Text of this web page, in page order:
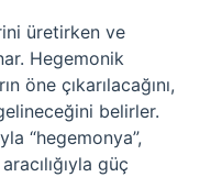
üretirken ve
Hegemonik
öne çıkarılacağını,
belirler.
“hegemonya”,
güç